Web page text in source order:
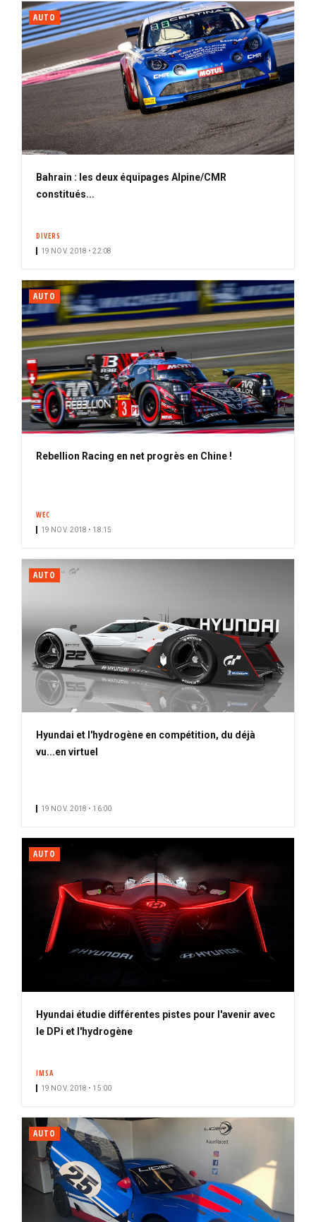
AUTO
Bahrain : les deux équipages Alpine/CMR
constitués...
DIVERS
19 NOV. 2018 • 22:08
AUTO
Rebellion Racing en net progrès en Chine !
WEC
19 NOV. 2018 • 18:15
AUTO
Hyundai et l'hydrogène en compétition, du déjà
vu...en virtuel
19 NOV. 2018 • 16:00
AUTO
Hyundai étudie différentes pistes pour l'avenir avec
le DPi et l'hydrogène
IMSA
19 NOV. 2018 • 15:00
AUTO